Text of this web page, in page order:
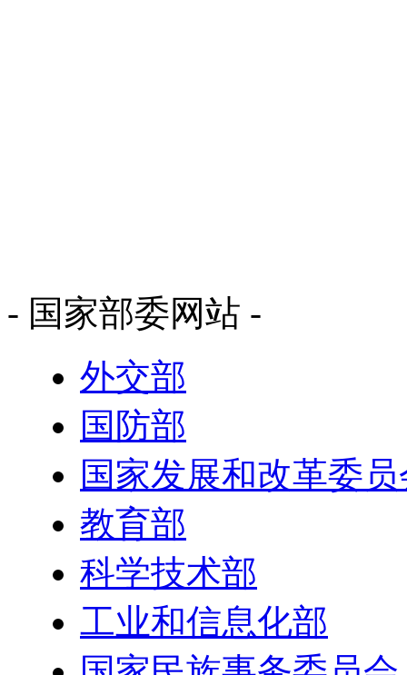
- 国家部委网站 -
外交部
国防部
国家发展和改革委
教育部
科学技术部
工业和信息化部